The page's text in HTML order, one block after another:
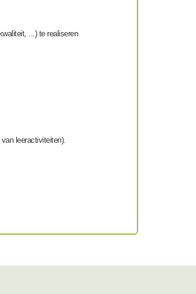
...) te realiseren
leeractiviteiten).